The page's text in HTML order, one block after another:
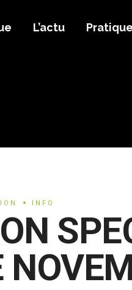
L’actu
INFO